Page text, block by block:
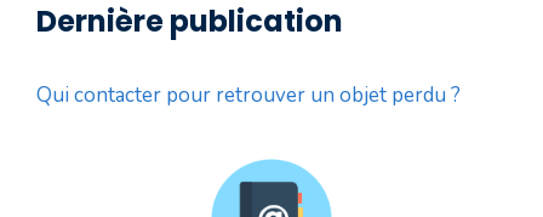
Dernière publication
Qui contacter pour retrouver un objet perdu ?